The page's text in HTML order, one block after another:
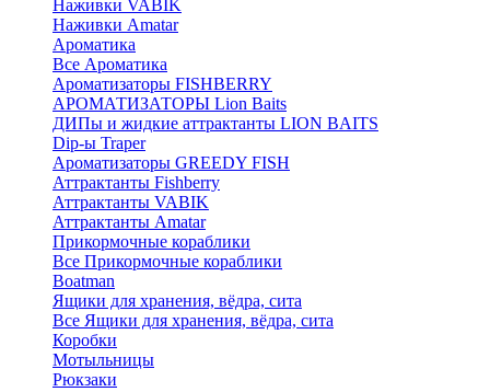
Наживки VABIK
Наживки Amatar
Ароматика
Все Ароматика
Ароматизаторы FISHBERRY
АРОМАТИЗАТОРЫ Lion Baits
ДИПы и жидкие аттрактанты LION BAITS
Dip-ы Traper
Ароматизаторы GREEDY FISH
Аттрактанты Fishberry
Аттрактанты VABIK
Аттрактанты Amatar
Прикормочные кораблики
Все Прикормочные кораблики
Boatman
Ящики для хранения, вёдра, сита
Все Ящики для хранения, вёдра, сита
Коробки
Мотыльницы
Рюкзаки